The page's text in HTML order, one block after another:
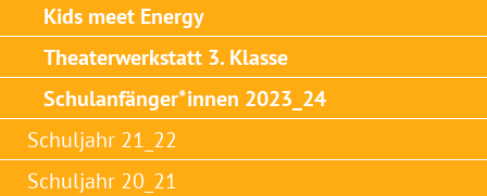
Kids meet Energy
Theaterwerkstatt 3. Klasse
Schulanfänger*innen 2023_24
Schuljahr 21_22
Schuljahr 20_21